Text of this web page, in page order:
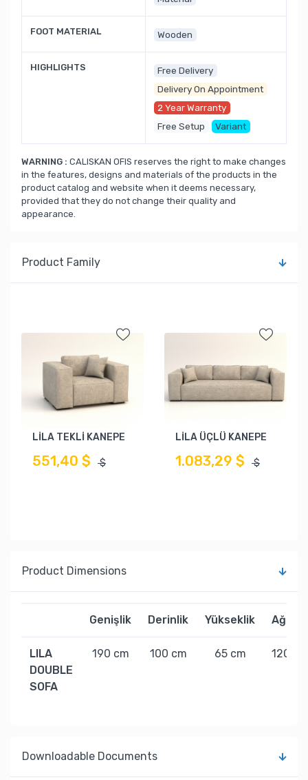
FOOT MATERIAL Wooden
HIGHLIGHTS
Free Delivery
Delivery On Appointment
2 Year Warranty
Free Setup
Variant
WARNING : CALISKAN OFIS reserves the right to make changes
in the features, designs and materials of the products in the
product catalog and website when it deems necessary,
provided that they do not change their quality and
appearance.
Product Family
LİLA TEKLİ KANEPE
551,40 $ $
LİLA ÜÇLÜ KANEPE
1.083,29 $ $
Product Dimensions
Genişlik Derinlik Yükseklik Ağırlık
LILA
DOUBLE
SOFA
190 cm 100 cm 65 cm 120 kg
Downloadable Documents